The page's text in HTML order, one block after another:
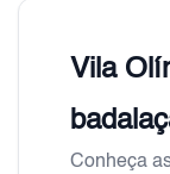
Vila
Conheça